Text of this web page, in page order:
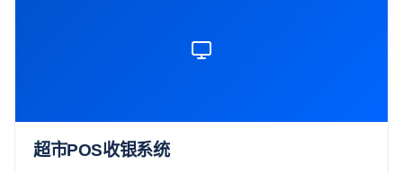
超市POS收银系统